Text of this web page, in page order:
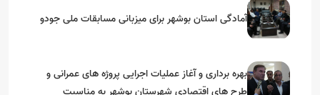
آمادگی استان بوشهر برای میزبانی مسابقات ملی جودو
بهره برداری و آغاز عملیات اجرایی پروژه های عمرانی و